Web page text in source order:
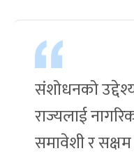
संशोधनको
राज्यलाई
समावेशी र